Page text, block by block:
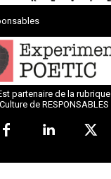
partenaire de la rubrique
Culture de RESPONSABLES